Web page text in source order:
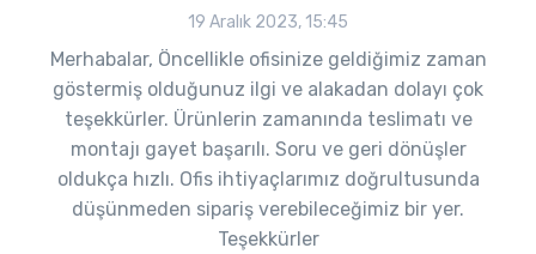
19 Aralık 2023, 15:45
Merhabalar, Öncellikle ofisinize geldiğimiz zaman
göstermiş olduğunuz ilgi ve alakadan dolayı çok
teşekkürler. Ürünlerin zamanında teslimatı ve
montajı gayet başarılı. Soru ve geri dönüşler
oldukça hızlı. Ofis ihtiyaçlarımız doğrultusunda
düşünmeden sipariş verebileceğimiz bir yer.
Teşekkürler